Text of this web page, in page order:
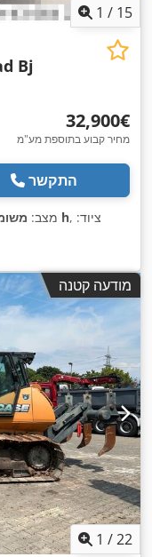
1 / 15
Bj
‏32,900 ‏€
מחיר קבוע בתוספת מע"מ
התקשר
מצב: 11,604 h , ציוד:
מודעה קטנה
1 /22